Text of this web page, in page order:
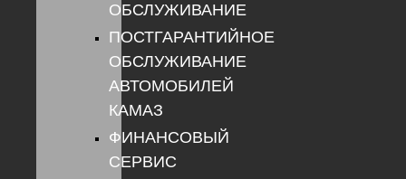
ОБСЛУЖИВАНИЕ
ПОСТГАРАНТИЙНОЕ
ОБСЛУЖИВАНИЕ
АВТОМОБИЛЕЙ
КАМАЗ
ФИНАНСОВЫЙ
СЕРВИС